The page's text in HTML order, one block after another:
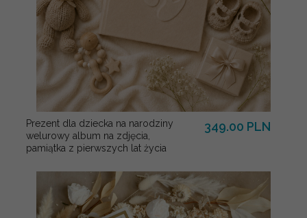
Prezent dla dziecka na narodziny
welurowy album na zdjęcia,
pamiątka z pierwszych lat życia
349.00 PLN